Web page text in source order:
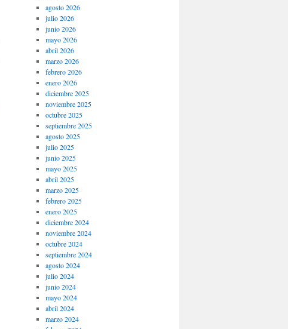
agosto 2026
julio 2026
junio 2026
mayo 2026
abril 2026
marzo 2026
febrero 2026
enero 2026
diciembre 2025
noviembre 2025
octubre 2025
septiembre 2025
agosto 2025
julio 2025
junio 2025
mayo 2025
abril 2025
marzo 2025
febrero 2025
enero 2025
diciembre 2024
noviembre 2024
octubre 2024
septiembre 2024
agosto 2024
julio 2024
junio 2024
mayo 2024
abril 2024
marzo 2024